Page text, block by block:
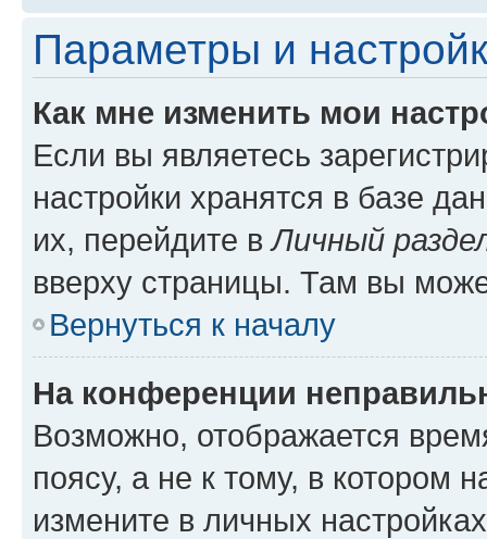
Параметры и
Как мне изменить мои
Если вы являетесь
настройки хранятся в базе
их, перейдите вЛичный
вверху страницы. Там вы
Вернуться к началу
На конференции
Возможно, отображается
поясу, а не к тому, в котором
измените в личных